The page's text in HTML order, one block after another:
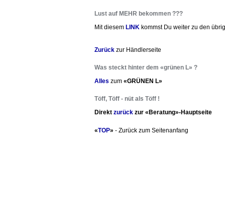
Lust auf MEHR bekommen ???
Mit diesem LINK kommst Du weiter zu den
Zurück zur Händlerseite
Was steckt hinter dem «grünen L» ?
Alles zum «GRÜNEN L»
Töff, Töff - nüt als Töff !
Direkt zurück zur «Beratung»-Hauptseite
«TOP» - Zurück zum Seitenanfang